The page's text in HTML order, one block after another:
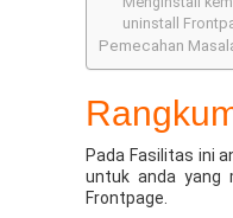
uninstall
Pemecahan
Pada Fasilitas ini
untuk anda yang
Frontpage.